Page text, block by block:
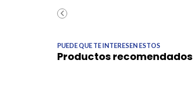
PUEDE QUE TE INTERESEN ESTOS
Productos recomendados